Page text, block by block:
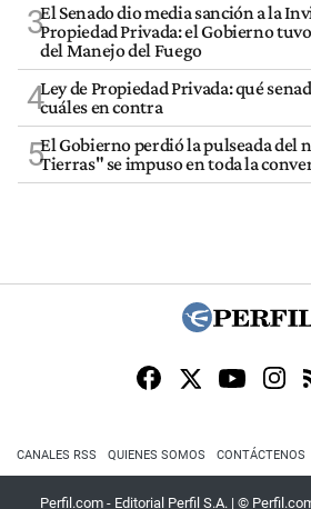
3El Senado dio media sanción a la
Propiedad Privada: el Gobierno
del Manejo del Fuego
4Ley de Propiedad Privada: qué
cuáles en contra
5El Gobierno perdió la pulseada del
Tierras" se impuso en toda la
CANALES RSS QUIENES SOMOS CONTÁCTENOS
Perfil.com - Editorial Perfil S.A. | ©